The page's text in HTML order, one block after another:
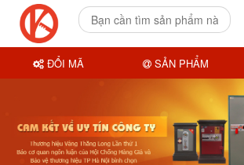
ĐỔI MÃ SẢN PHẨM